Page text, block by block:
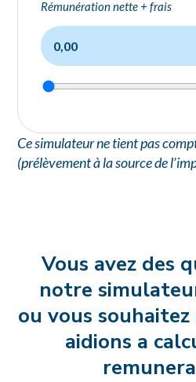
Rémunération nette + frais
Ce simulateur ne tient pas
(prélèvement à la source de
Vous avez des
notre
ou vous
aidions a